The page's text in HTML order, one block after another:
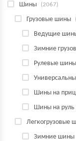
Шины (2067)
Грузовые шины
Ведущие
Зимние
Рулевые шины
Шины на
Шины на руль
Легкогрузовые
Зимние шины